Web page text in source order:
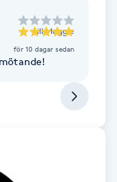
till Meggie
för 10 dagar sedan